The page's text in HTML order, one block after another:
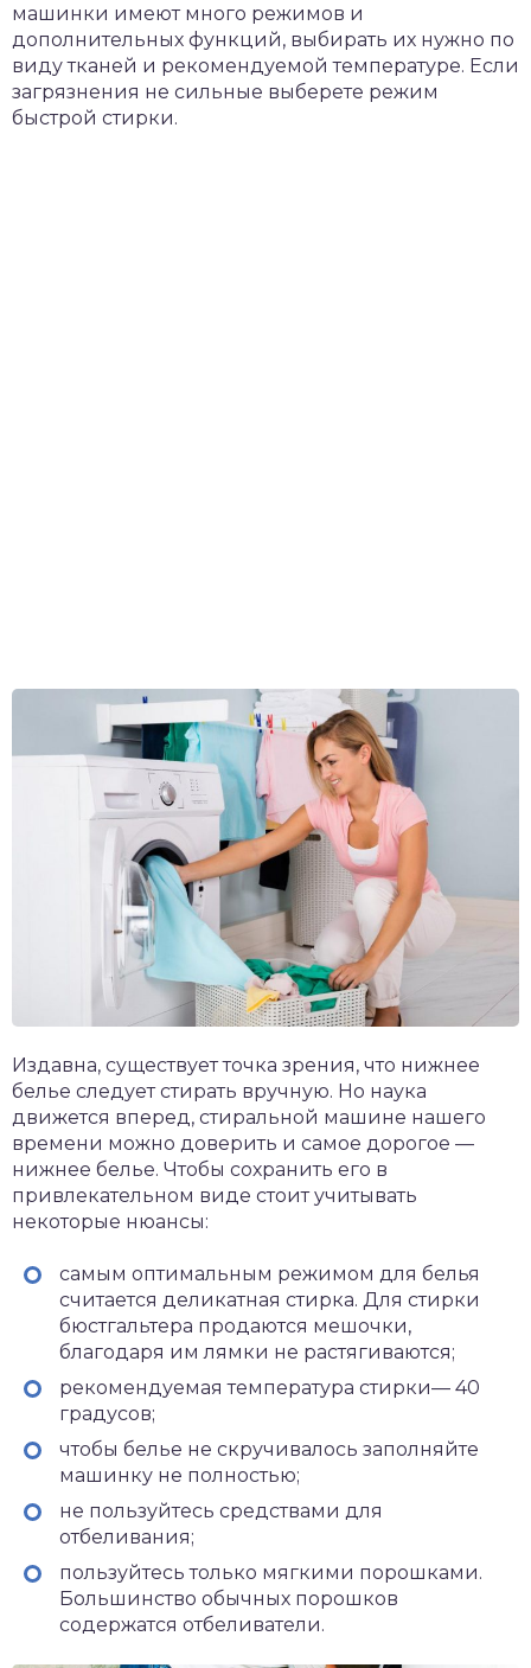
машинки имеют много режимов и
дополнительных функций, выбирать их нужно по
виду тканей и рекомендуемой температуре. Если
загрязнения не сильные выберете режим
быстрой стирки.
Издавна, существует точка зрения, что нижнее
белье следует стирать вручную. Но наука
движется вперед, стиральной машине нашего
времени можно доверить и самое дорогое —
нижнее белье. Чтобы сохранить его в
привлекательном виде стоит учитывать
некоторые нюансы:
самым оптимальным режимом для белья
считается деликатная стирка. Для стирки
бюстгальтера продаются мешочки,
благодаря им лямки не растягиваются;
рекомендуемая температура стирки— 40
градусов;
чтобы белье не скручивалось заполняйте
машинку не полностью;
не пользуйтесь средствами для
отбеливания;
пользуйтесь только мягкими порошками.
Большинство обычных порошков
содержатся отбеливатели.